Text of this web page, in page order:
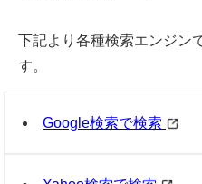
下記より各種検索エンジン
す。
Google検索で検索